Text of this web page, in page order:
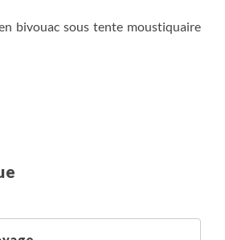
bivouac sous tente moustiquaire
- Campement Desjardins ou
construites à partir de matériaux
d’une cuisine et d’un magasin.
dépaysement, mais aussi que le